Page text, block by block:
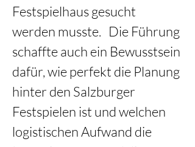
Festspielhaus gesucht
werden musste.   Die Führung
schaffte auch ein Bewusstsein
dafür, wie perfekt die Planung
hinter den Salzburger
Festspielen ist und welchen
logistischen Aufwand die